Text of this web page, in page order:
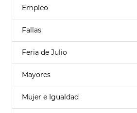
Empleo
Fallas
Feria de Julio
Mayores
Mujer e Igualdad